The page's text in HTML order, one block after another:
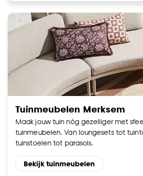
Tuinmeubelen Merksem
Maak jouw tuin nóg gezelliger met
tuinmeubelen. Van loungesets tot
tuinstoelen tot parasols.
Bekijk tuinmeubelen